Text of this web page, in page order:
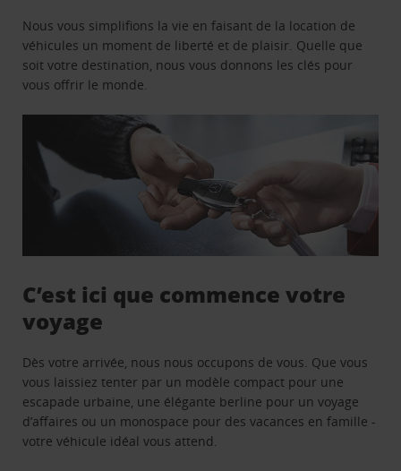
Nous vous simplifions la vie en faisant de la location de
véhicules un moment de liberté et de plaisir. Quelle que
soit votre destination, nous vous donnons les clés pour
vous offrir le monde.
C’est ici que commence votre
voyage
Dès votre arrivée, nous nous occupons de vous. Que vous
vous laissiez tenter par un modèle compact pour une
escapade urbaine, une élégante berline pour un voyage
d’affaires ou un monospace pour des vacances en famille -
votre véhicule idéal vous attend.